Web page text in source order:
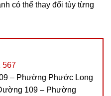
có thể thay đổi tùy từng
567
– Phường Phước Long
109 – Phường